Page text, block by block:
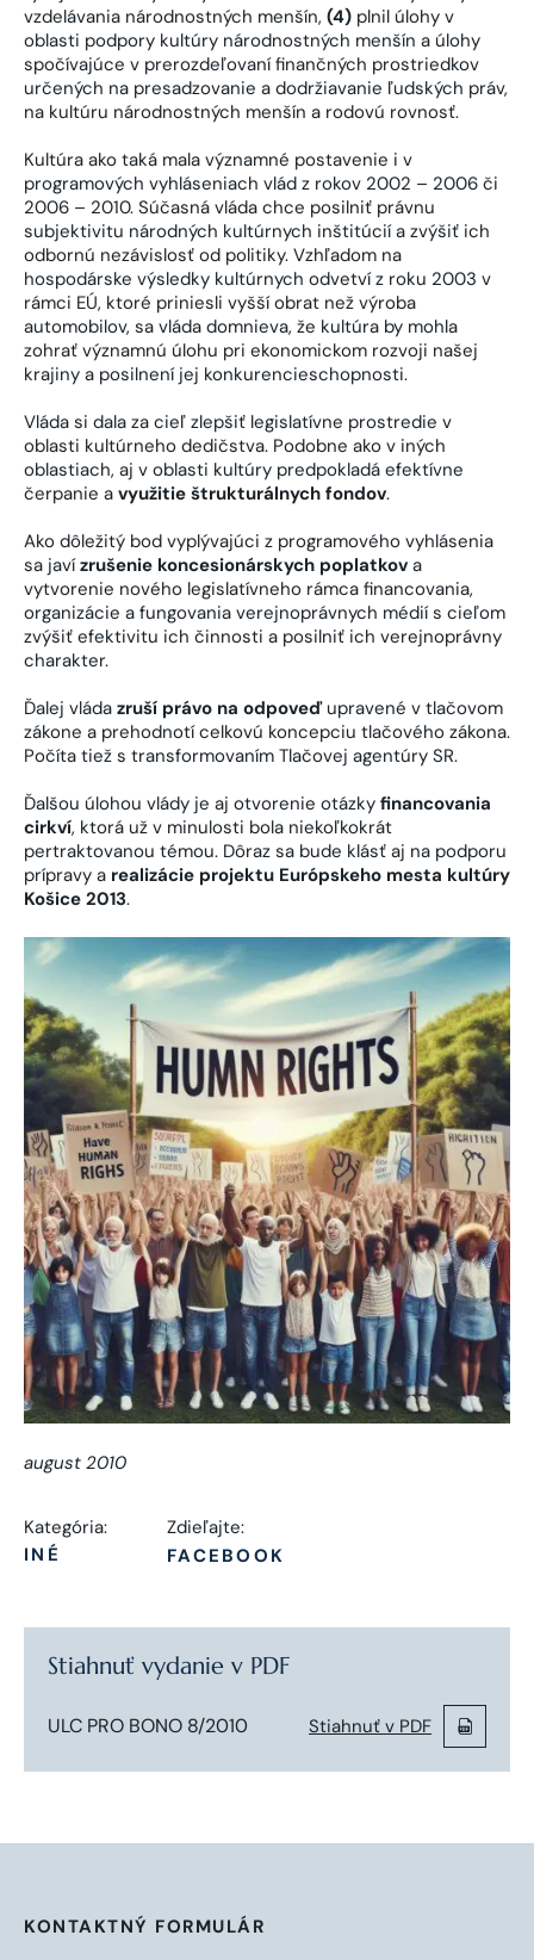
vzdelávania národnostných menšín, (4) plnil úlohy v
oblasti podpory kultúry národnostných menšín a úlohy
spočívajúce v prerozdeľovaní finančných prostriedkov
určených na presadzovanie a dodržiavanie ľudských práv,
na kultúru národnostných menšín a rodovú rovnosť.
Kultúra ako taká mala významné postavenie i v
programových vyhláseniach vlád z rokov 2002 – 2006 či
2006 – 2010. Súčasná vláda chce posilniť právnu
subjektivitu národných kultúrnych inštitúcií a zvýšiť ich
odbornú nezávislosť od politiky. Vzhľadom na
hospodárske výsledky kultúrnych odvetví z roku 2003 v
rámci EÚ, ktoré priniesli vyšší obrat než výroba
automobilov, sa vláda domnieva, že kultúra by mohla
zohrať významnú úlohu pri ekonomickom rozvoji našej
krajiny a posilnení jej konkurencieschopnosti.
Vláda si dala za cieľ zlepšiť legislatívne prostredie v
oblasti kultúrneho dedičstva. Podobne ako v iných
oblastiach, aj v oblasti kultúry predpokladá efektívne
čerpanie a využitie štrukturálnych fondov.
Ako dôležitý bod vyplývajúci z programového vyhlásenia
sa javízrušenie koncesionárskych poplatkov a
vytvorenie nového legislatívneho rámca financovania,
organizácie a fungovania verejnoprávnych médií s cieľom
zvýšiť efektivitu ich činnosti a posilniť ich verejnoprávny
charakter.
Ďalej vláda zruší právo na odpoveďupravené v tlačovom
zákone a prehodnotí celkovú koncepciu tlačového zákona.
Počíta tiež s transformovaním Tlačovej agentúry SR.
Ďalšou úlohou vlády je aj otvorenie otázky financovania
cirkví, ktorá už v minulosti bola niekoľkokrát
pertraktovanou témou. Dôraz sa bude klásť aj na podporu
prípravy a realizácie projektu Európskeho mesta kultúry
Košice 2013.
august 2010
Kategória:
INÉ
Zdieľajte:
FACEBOOK
Stiahnuť vydanie v PDF
ULC PRO BONO 8/2010 Stiahnuť v PDF
KONTAKTNÝ FORMULÁR